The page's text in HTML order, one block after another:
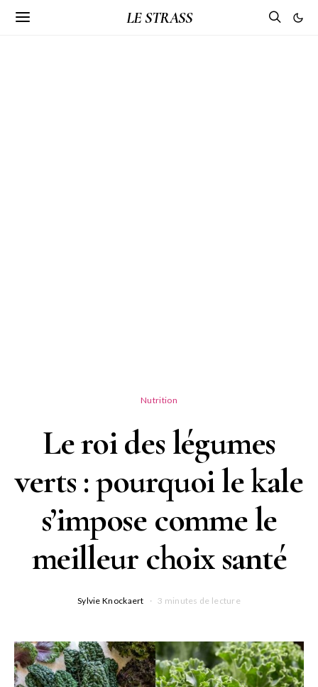
LE STRASS
Nutrition
Le roi des légumes
verts : pourquoi le kale
s’impose comme le
meilleur choix santé
Sylvie Knockaert 3 minutes de lecture